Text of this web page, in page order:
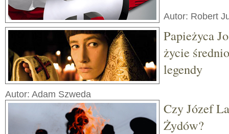
Autor: Robert
Papieżyca
życie
legendy
Autor: Adam Szweda
Czy Józef
Żydów?